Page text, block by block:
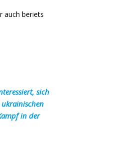
auch beriets
sich
in der